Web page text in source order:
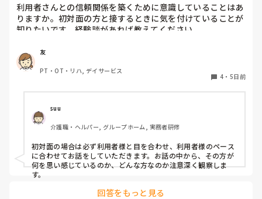
利用者さんとの信頼関係を築くために意識していることはあ
りますか。初対面の方と接するときに気を付けていることが
知りたいです。経験談があれば教えてください。
友
PT・OT・リハ, デイサービス
4 ・ 5日前
suu
介護職・ヘルパー, グループホーム, 実務者研修
初対面の場合は必ず利用者様と目を合わせ、利用者様のペース
に合わせてお話をしていただきます。お話の中から、その方が
何を思い感じているのか、どんな方なのか注意深く観察しま
す。
回答をもっと見る